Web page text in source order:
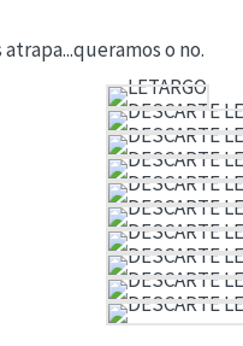
atrapa...queramos o no.